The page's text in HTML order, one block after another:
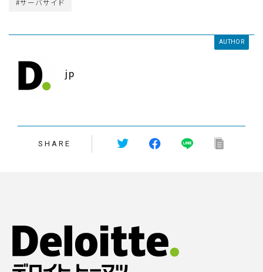
AUTHOR
jp
SHARE